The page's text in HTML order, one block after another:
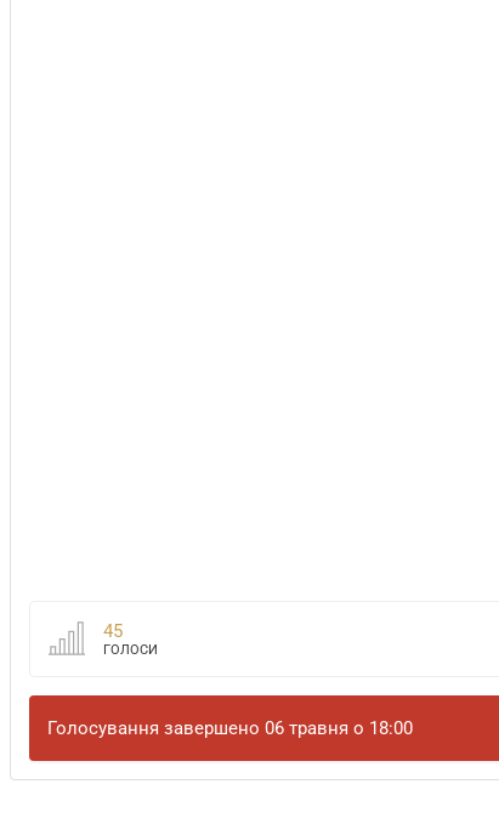
45
ГОЛОСИ
Голосування завершено 06 травня о 18:00